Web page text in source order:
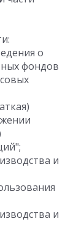
о
фондов
и
и